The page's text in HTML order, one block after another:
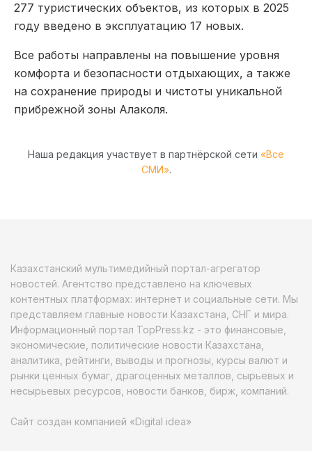
277 туристических объектов, из которых в 2025
году введено в эксплуатацию 17 новых.
Все работы направлены на повышение уровня
комфорта и безопасности отдыхающих, а также
на сохранение природы и чистоты уникальной
прибрежной зоны Алаколя.
Наша редакция участвует в партнёрской сети «Все
СМИ».
Казахстанский мультимедийный портал-агрегатор
новостей. Агентство представлено на ключевых
контентных платформах: интернет и социальные сети. Мы
представляем главные новости Казахстана, СНГ и мира.
Информационный портал TopPress.kz - это финансовые,
экономические, политические новости Казахстана,
аналитика, рейтинги, выводы и прогнозы, курсы валют и
рынки ценных бумаг, драгоценных металлов, сырьевых и
несырьевых ресурсов, новости банков, бирж, компаний.
Сайт создан компанией «Digital idea»